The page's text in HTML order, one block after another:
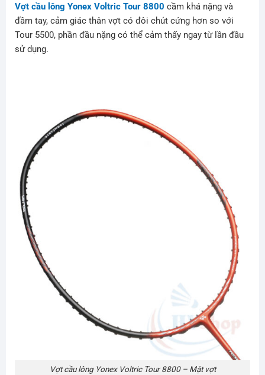
Vợt cầu lông Yonex Voltric Tour 8800 cầm khá nặng và
đầm tay, cảm giác thân vợt có đôi chút cứng hơn so với
Tour 5500, phần đầu nặng có thể cảm thấy ngay từ lần đầu
sử dụng.
Vợt cầu lông Yonex Voltric Tour 8800 – Mặt vợt